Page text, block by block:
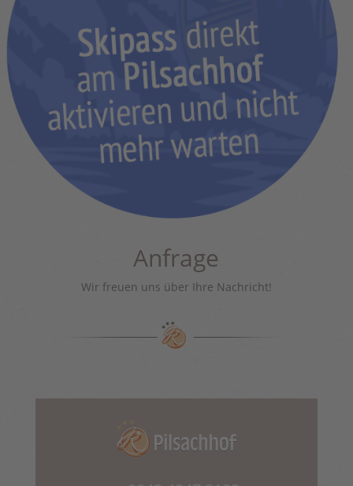
Anfrage
Wir freuen uns über Ihre Nachricht!